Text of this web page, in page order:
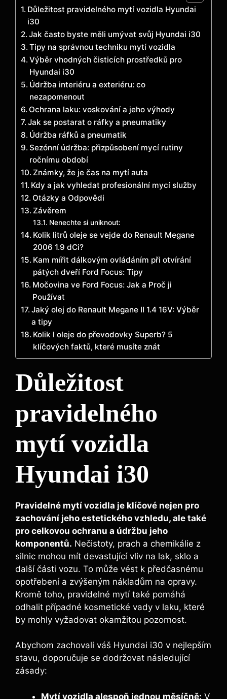
Důležitost pravidelného mytí vozidla Hyundai
i30
Jak často byste měli umývat svůj Hyundai i30
Tipy na správnou techniku mytí vozidla
Výběr vhodných čisticích prostředků pro
Hyundai i30
Údržba interiéru a exteriéru: co
nezapomenout
Ochrana laku: voskování a jeho výhody
Jak se postarat o ráfky a pneumatiky
Údržba ráfků a pneumatik
Sezónní údržba: přizpůsobení mycí rutiny
ročnímu období
Známky, že je čas na mytí auta
Kdy a jak vyhledat profesionální mycí služby
Otázky a Odpovědi
Závěrem
Nenechte si uniknout:
Kolik litrů oleje se vejde do Renault Megane
2006 1.9 dCi?
Kam mířit dálkovým ovládáním při otvírání
pátých dveří Ford Focus: Tipy
Močovina ve Ford Focus: Jak a Proč ji
Používat
Jaký olej do Renault Megane II 1.4 16V: Výběr
a tipy
Kolik l oleje do převodovky Superb? 5
klíčových faktů, které musíte znát
Důležitost
pravidelného
mytí vozidla
Hyundai i30
Pravidelné mytí vozidla je klíčové nejen pro
zachování jeho estetického vzhledu, ale také
pro celkovou ochranu a údržbu jeho
komponentů. Nečistoty, prach a chemikálie z
silnic mohou mít devastující vliv na lak, sklo a
další části vozu. To může vést k předčasnému
opotřebení a zvýšeným nákladům na opravy.
Kromě toho, pravidelné mytí také pomáhá
odhalit případné kosmetické vady v laku, které
by mohly vyžadovat okamžitou pozornost.
Abychom zachovali váš Hyundai i30 v nejlepším
stavu, doporučuje se dodržovat následující
zásady:
Mytí vozidla alespoň jednou měsíčně: V